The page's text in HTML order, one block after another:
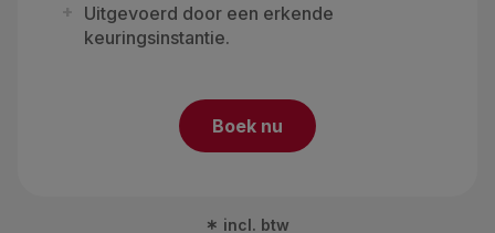
Uitgevoerd door een erkende
keuringsinstantie.
Boek nu
* incl. btw